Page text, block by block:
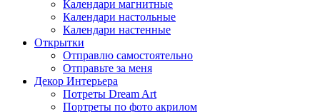
Календари магнитные
Календари настольные
Календари настенные
Открытки
Отправлю самостоятельно
Отправьте за меня
Декор Интерьера
Потреты Dream Art
Портреты по фото акрилом